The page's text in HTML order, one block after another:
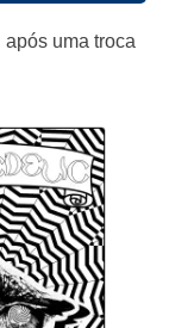
uma troca